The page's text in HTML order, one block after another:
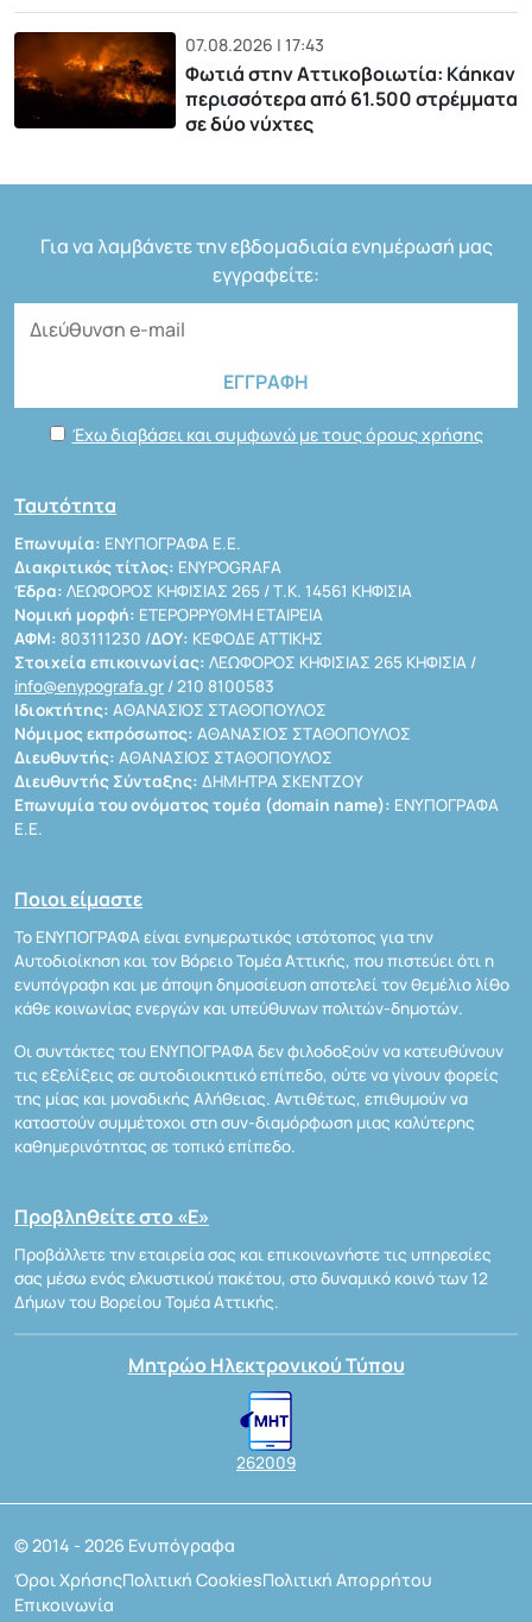
07.08.2026 | 17:43
Φωτιά στην Αττικοβοιωτία: Kάηκαν
περισσότερα από 61.500 στρέμματα
σε δύο νύχτες
Για να λαμβάνετε την εβδομαδιαία ενημέρωσή μας
εγγραφείτε:
Έχω διαβάσει και συμφωνώ με τους όρους χρήσης
Ταυτότητα
Επωνυμία: ΕΝΥΠΟΓΡΑΦΑ Ε.Ε.
Διακριτικός τίτλος: ENYPOGRAFA
Έδρα: ΛΕΩΦΟΡΟΣ ΚΗΦΙΣΙΑΣ 265 / Τ.Κ. 14561 ΚΗΦΙΣΙΑ
Νομική μορφή: ΕΤΕΡΟΡΡΥΘΜΗ ΕΤΑΙΡΕΙΑ
ΑΦΜ: 803111230 /ΔΟΥ: ΚΕΦΟΔΕ ΑΤΤΙΚΗΣ
Στοιχεία επικοινωνίας: ΛΕΩΦΟΡΟΣ ΚΗΦΙΣΙΑΣ 265 ΚΗΦΙΣΙΑ /
info@enypografa.gr / 210 8100583
Ιδιοκτήτης: ΑΘΑΝΑΣΙΟΣ ΣΤΑΘΟΠΟΥΛΟΣ
Νόμιμος εκπρόσωπος: ΑΘΑΝΑΣΙΟΣ ΣΤΑΘΟΠΟΥΛΟΣ
Διευθυντής: ΑΘΑΝΑΣΙΟΣ ΣΤΑΘΟΠΟΥΛΟΣ
Διευθυντής Σύνταξης: ΔΗΜΗΤΡΑ ΣΚΕΝΤΖΟΥ
Επωνυμία του ονόματος τομέα (domain name): ΕΝΥΠΟΓΡΑΦΑ
Ε.Ε.
Ποιοι είμαστε
Το ΕΝΥΠΟΓΡΑΦΑ είναι ενημερωτικός ιστότοπος για την
Αυτοδιοίκηση και τον Βόρειο Τομέα Αττικής, που πιστεύει ότι η
ενυπόγραφη και με άποψη δημοσίευση αποτελεί τον θεμέλιο λίθο
κάθε κοινωνίας ενεργών και υπεύθυνων πολιτών-δημοτών.
Οι συντάκτες του ΕΝΥΠΟΓΡΑΦΑ δεν φιλοδοξούν να κατευθύνουν
τις εξελίξεις σε αυτοδιοικητικό επίπεδο, ούτε να γίνουν φορείς
της μίας και μοναδικής Αλήθειας. Αντιθέτως, επιθυμούν να
καταστούν συμμέτοχοι στη συν-διαμόρφωση μιας καλύτερης
καθημερινότητας σε τοπικό επίπεδο.
Προβληθείτε στο «Ε»
Προβάλλετε την εταιρεία σας και επικοινωνήστε τις υπηρεσίες
σας μέσω ενός ελκυστικού πακέτου, στο δυναμικό κοινό των 12
Δήμων του Βορείου Τομέα Αττικής.
Μητρώο Ηλεκτρονικού Τύπου
262009
© 2014 - 2026 Ενυπόγραφα
Όροι ΧρήσηςΠολιτική CookiesΠολιτική Απορρήτου
Επικοινωνία